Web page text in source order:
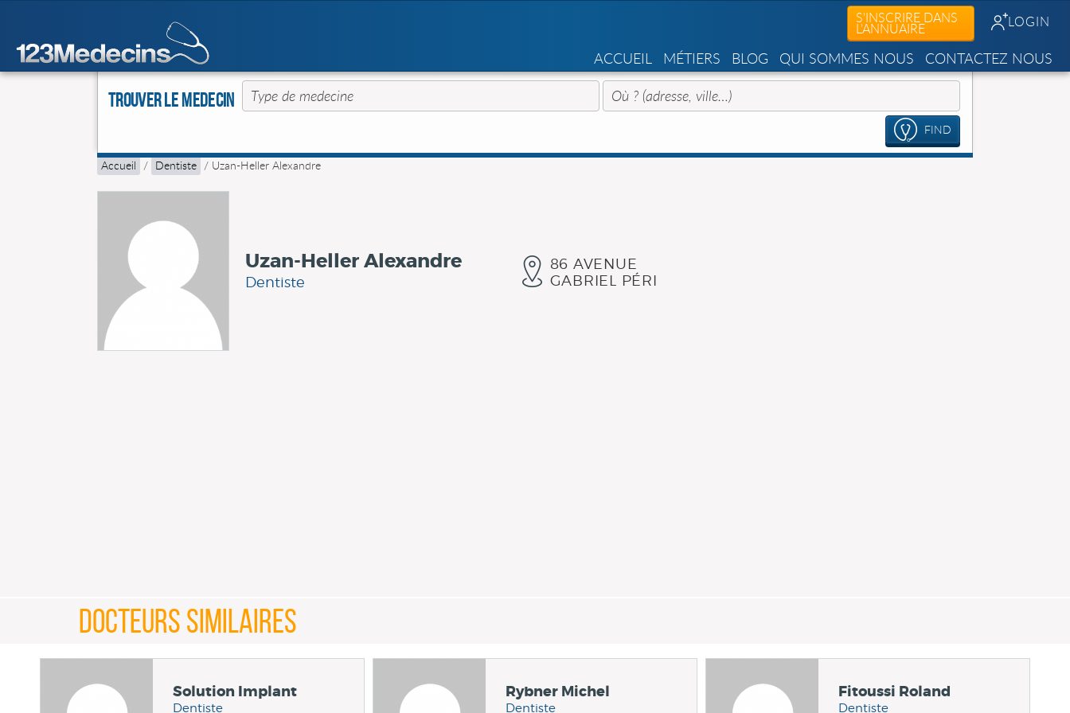
S'INSCRIRE DANS
L'ANNUAIRE LOGIN
ACCUEIL MÉTIERS BLOG QUI SOMMES NOUS CONTACTEZ NOUS
Trouver le Medecin
FIND
Accueil / Dentiste / Uzan-Heller Alexandre
Uzan-Heller Alexandre
Dentiste
86 AVENUE
GABRIEL PÉRI
DOCTEURS SIMILAIRES
Solution Implant
Dentiste
Rybner Michel
Dentiste
Fitoussi Roland
Dentiste